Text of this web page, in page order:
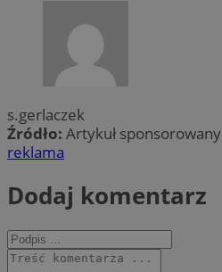
s.gerlaczek
Źródło: Artykuł sponsorowany
reklama
Dodaj komentarz